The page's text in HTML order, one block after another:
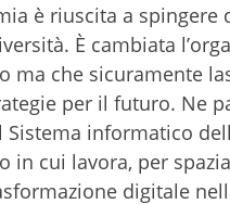
è riuscita a
È cambiata
ma che sicuramente
per il futuro. Ne
informatico
in cui lavora, per
digitale